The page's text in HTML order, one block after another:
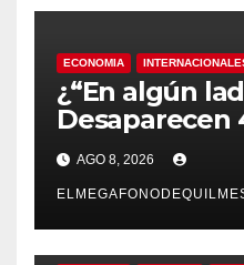
ECONOMIA
¿“En algún
Desaparecen
presidente del
responde con
AGO 8, 2026